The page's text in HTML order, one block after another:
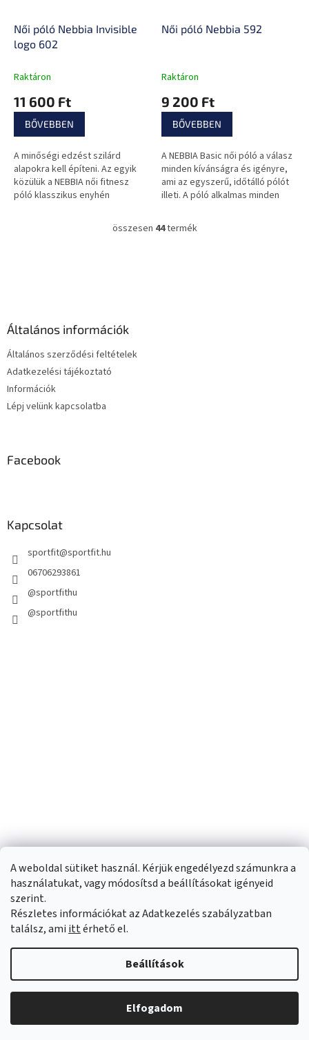
A weboldal sütiket használ. Kérjük engedélyezd számunkra a
használatukat, vagy módosítsd a beállításokat igényeid
szerint.
Részletes információkat az Adatkezelés szabályzatban
találsz, ami ittérhető el.
Beállítások
Elfogadom
Női póló Nebbia Invisible
logo 602
Raktáron
11 600 Ft
BŐVEBBEN
A minőségi edzést szilárd
alapokra kell építeni. Az egyik
közülük a NEBBIA női fitnesz
póló klasszikus enyhén
Essentials darabok új dizájnja a...
Női póló Nebbia 592
Raktáron
9 200 Ft
BŐVEBBEN
A NEBBIA Basic női póló a válasz
minden kívánságra és igényre,
ami az egyszerű, időtálló pólót
illeti. A póló alkalmas minden
viselhető.
L
összesen 44termék
Általános információk
Általános szerződési feltételek
Adatkezelési tájékoztató
Információk
Lépj velünk kapcsolatba
Facebook
Kapcsolat
sportfit@sportfit.hu
06706293861
@sportfithu
@sportfithu
Shoptet készítette
Sportfit.hu. Minden jog fenntartva.